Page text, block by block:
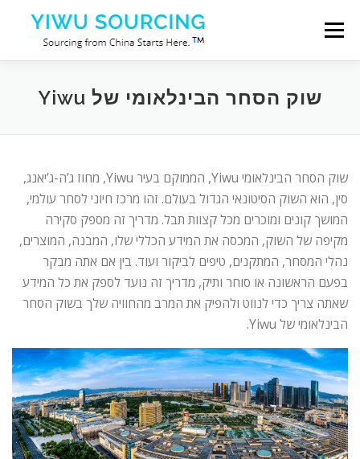
Menu
שירותים יי-וו סיטי Blog עלינו צור קשר
שוק הסחר הבינלאומי של Yiwu
שוק הסחר הבינלאומי Yiwu, הממוקם בעיר Yiwu, מחוז ג’ה-ג’יאנג,
סין, הוא השוק הסיטונאי הגדול בעולם. זהו מרכז חיוני לסחר עולמי,
המושך קונים ומוכרים מכל קצוות תבל. מדריך זה מספק סקירה
מקיפה של השוק, המכסה את המידע הכללי שלו, המבנה, המוצרים,
נהלי המסחר, המתקנים, טיפים לביקור ועוד. בין אם אתה מבקר
בפעם הראשונה או סוחר ותיק, מדריך זה נועד לספק את כל המידע
שאתה צריך כדי לנווט ולהפיק את המרב מהחוויה שלך בשוק הסחר
הבינלאומי של Yiwu.